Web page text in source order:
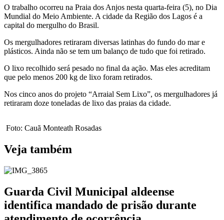
O trabalho ocorreu na Praia dos Anjos nesta quarta-feira (5), no Dia
Mundial do Meio Ambiente. A cidade da Região dos Lagos é a
capital do mergulho do Brasil.
Os mergulhadores retiraram diversas latinhas do fundo do mar e
plásticos. Ainda não se tem um balanço de tudo que foi retirado.
O lixo recolhido será pesado no final da ação. Mas eles acreditam
que pelo menos 200 kg de lixo foram retirados.
Nos cinco anos do projeto “Arraial Sem Lixo”, os mergulhadores já
retiraram doze toneladas de lixo das praias da cidade.
Foto: Cauã Monteath Rosadas
Veja também
Guarda Civil Municipal aldeense
identifica mandado de prisão durante